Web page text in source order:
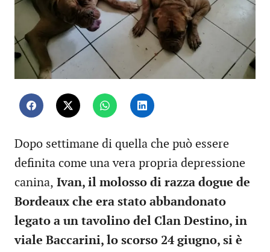
Dopo settimane di quella che può essere
definita come una vera propria depressione
canina, Ivan, il molosso di razza dogue de
Bordeaux che era stato abbandonato
legato a un tavolino del Clan Destino, in
viale Baccarini, lo scorso 24 giugno, si è